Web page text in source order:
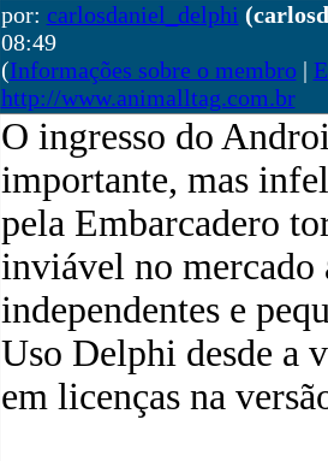
por: carlosdaniel_delphi
08:49
(Informações sobre o membro|
http://www.animalltag.com.br
O ingresso do
importante, mas
pela Embarcadero
inviável no mercado
independentes e
Uso Delphi desde a
em licenças na